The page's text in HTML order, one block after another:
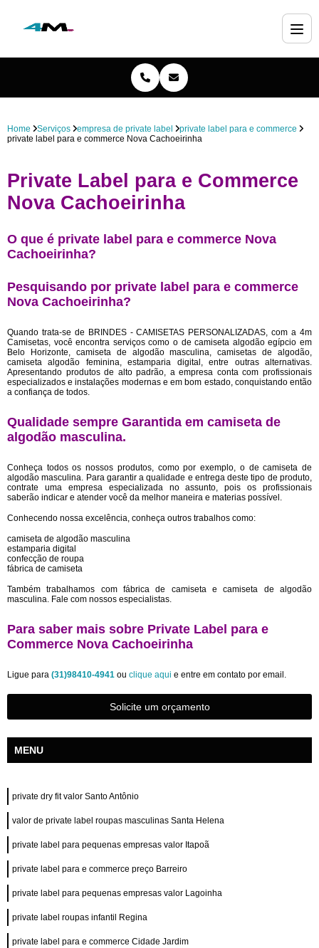
Home Serviços empresa de private label
private label para e commerce
private label para e commerce Nova Cachoeirinha
Private Label para e Commerce
Nova Cachoeirinha
O que é private label para e commerce Nova
Cachoeirinha?
Pesquisando por private label para e commerce
Nova Cachoeirinha?
Quando trata-se de BRINDES - CAMISETAS PERSONALIZADAS, com a 4m
Camisetas, você encontra serviços como o de camiseta algodão egípcio em
Belo Horizonte, camiseta de algodão masculina, camisetas de algodão,
camiseta algodão feminina, estamparia digital, entre outras alternativas.
Apresentando produtos de alto padrão, a empresa conta com profissionais
especializados e instalações modernas e em bom estado, conquistando então
a confiança de todos.
Qualidade sempre Garantida em camiseta de
algodão masculina.
Conheça todos os nossos produtos, como por exemplo, o de camiseta de
algodão masculina. Para garantir a qualidade e entrega deste tipo de produto,
contrate uma empresa especializada no assunto, pois os profissionais
saberão indicar e atender você da melhor maneira e materias possível.
Conhecendo nossa excelência, conheça outros trabalhos como:
camiseta de algodão masculina
estamparia digital
confecção de roupa
fábrica de camiseta
Também trabalhamos com fábrica de camiseta e camiseta de algodão
masculina. Fale com nossos especialistas.
Para saber mais sobre Private Label para e
Commerce Nova Cachoeirinha
Ligue para (31)98410-4941 ou clique aqui e entre em contato por email.
Solicite um orçamento
MENU
private dry fit valor Santo Antônio
valor de private label roupas masculinas Santa Helena
private label para pequenas empresas valor Itapoã
private label para e commerce preço Barreiro
private label para pequenas empresas valor Lagoinha
private label roupas infantil Regina
private label para e commerce Cidade Jardim